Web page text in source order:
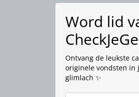
Word lid
Ontvang de leukste
originele vondsten in
glimlach ✨